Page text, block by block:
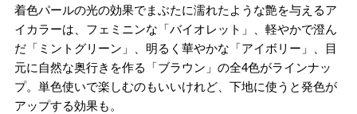
着色パールの光の効果でまぶたに濡れたような艶を与えるア
イカラーは、フェミニンな「バイオレット」、軽やかで澄ん
だ「ミントグリーン」、明るく華やかな「アイボリー」、目
元に自然な奥行きを作る「ブラウン」の全4色がラインナッ
プ。単色使いで楽しむのもいいけれど、下地に使うと発色が
アップする効果も。